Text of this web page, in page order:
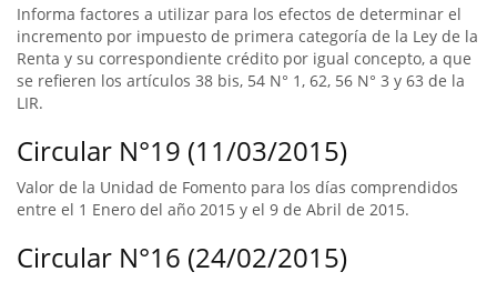
Informa factores a utilizar para los efectos de determinar el
incremento por impuesto de primera categoría de la Ley de la
Renta y su correspondiente crédito por igual concepto, a que
se refieren los artículos 38 bis, 54 N° 1, 62, 56 N° 3 y 63 de la
LIR.
Circular N°19 (11/03/2015)
Valor de la Unidad de Fomento para los días comprendidos
entre el 1 Enero del año 2015 y el 9 de Abril de 2015.
Circular N°16 (24/02/2015)